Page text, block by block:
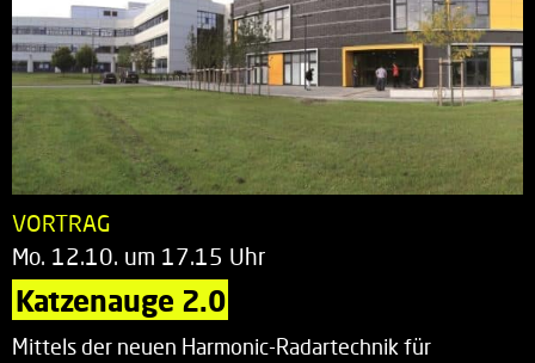
VORTRAG
Mo. 12.10. um 17.15 Uhr
Katzenauge 2.0
Mittels der neuen Harmonic-Radartechnik für